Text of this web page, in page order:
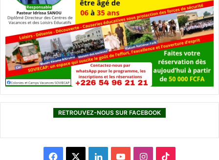
RETROUVEZ-NOUS SUR FACEBOOK
L
I